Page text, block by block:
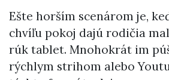
Ešte horším scenárom je,
chvíľu pokoj dajú rodičia
rúk tablet. Mnohokrát im
rýchlym strihom alebo